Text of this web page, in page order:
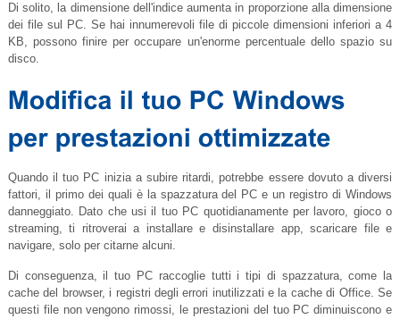
Di solito, la dimensione dell'indice aumenta in proporzione alla dimensione
dei file sul PC. Se hai innumerevoli file di piccole dimensioni inferiori a 4
KB, possono finire per occupare un'enorme percentuale dello spazio su
disco.
Quando il tuo PC inizia a subire ritardi, potrebbe essere dovuto a diversi
fattori, il primo dei quali è la spazzatura del PC e un registro di Windows
danneggiato. Dato che usi il tuo PC quotidianamente per lavoro, gioco o
streaming, ti ritroverai a installare e disinstallare app, scaricare file e
navigare, solo per citarne alcuni.
Di conseguenza, il tuo PC raccoglie tutti i tipi di spazzatura, come la
cache del browser, i registri degli errori inutilizzati e la cache di Office. Se
questi file non vengono rimossi, le prestazioni del tuo PC diminuiscono e